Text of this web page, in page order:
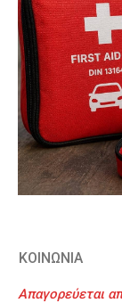
ΚΟΙΝΩΝΙΑ
Απαγορεύεται